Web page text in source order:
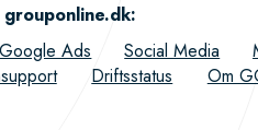
:
Google Ads Social Media
Driftsstatus Om